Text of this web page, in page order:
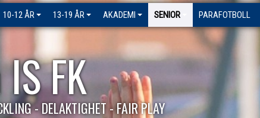
10-12 ÅR 13-19 ÅR AKADEMI SENIOR PARAFOTBOLL
FK
- DELAKTIGHET - FAIR PLAY